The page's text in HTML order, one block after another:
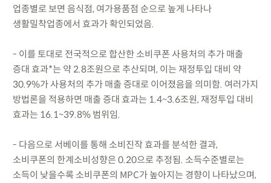
업종별로 보면 음식점, 여가용품점 순으로 높게 나타나
생활밀착업종에서 효과가 확인되었음.
- 이를 토대로 전국적으로 합산한 소비쿠폰 사용처의 추가 매출
증대 효과*는 약 2.8조원으로 추산되며, 이는 재정투입 대비 약
30.9%가 사용처의 추가 매출 증대로 이어졌음을 의미함. 여러가지
방법론을 적용하면 매출 증대 효과는 1.4~3.6조원, 재정투입 대비
효과는 16.1~39.8% 범위임.
- 다음으로 서베이를 통해 소비진작 효과를 분석한 결과,
소비쿠폰의 한계소비성향은 0.20으로 추정됨. 소득수준별로는
소득이 낮을수록 소비쿠폰의 MPC가 높아지는 경향이 나타났으며,